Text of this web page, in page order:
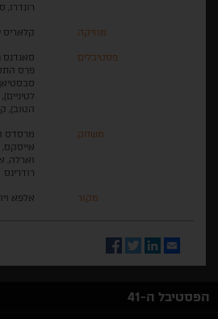
רונדרו,
מוזיקה קלאריס
פסטיבלים
סאנדנס
פרס
הטוב),
משחק
מרסדס
וארלה,
רודריגס
מקור אלפא
Email
LinkedIn
Twitter
Facebook
הפסטיבל ה-41